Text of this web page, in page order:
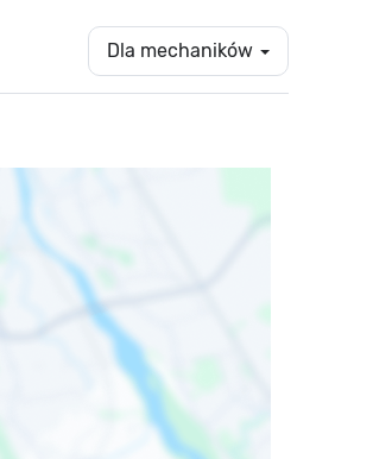
Dla mechaników